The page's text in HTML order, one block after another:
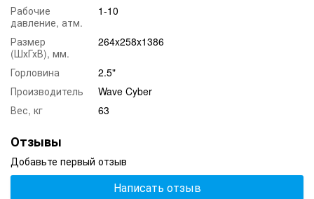
Рабочие
давление, атм.
1-10
Размер
(ШхГхВ), мм.
264x258x1386
Горловина
2.5"
Производитель
Wave Cyber
Вес, кг
63
Отзывы
Добавьте первый отзыв
Написать отзыв